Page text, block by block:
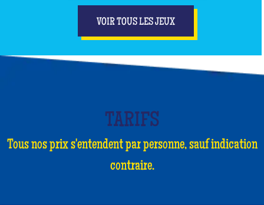
VOIR TOUS LES JEUX
TARIFS
Tous nos prix s'entendent par personne, sauf indication
contraire.